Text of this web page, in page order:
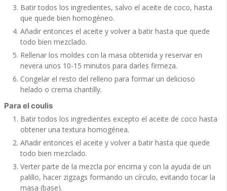
Batir todos los ingredientes, salvo el aceite de coco, hasta
que quede bien homogéneo.
Añadir entonces el aceite y volver a batir hasta que quede
todo bien mezclado.
Rellenar los moldes con la masa obtenida y reservar en
nevera unos 10-15 minutos para darles firmeza.
Congelar el resto del relleno para formar un delicioso
helado o crema chantilly.
Para el coulis
Batir todos los ingredientes excepto el aceite de coco hasta
obtener una textura homogénea.
Añadir entonces el aceite y volver a batir hasta que quede
todo bien mezclado.
Verter parte de la mezcla por encima y con la ayuda de un
palillo, hacer zigzags formando un círculo, evitando tocar la
masa (base).